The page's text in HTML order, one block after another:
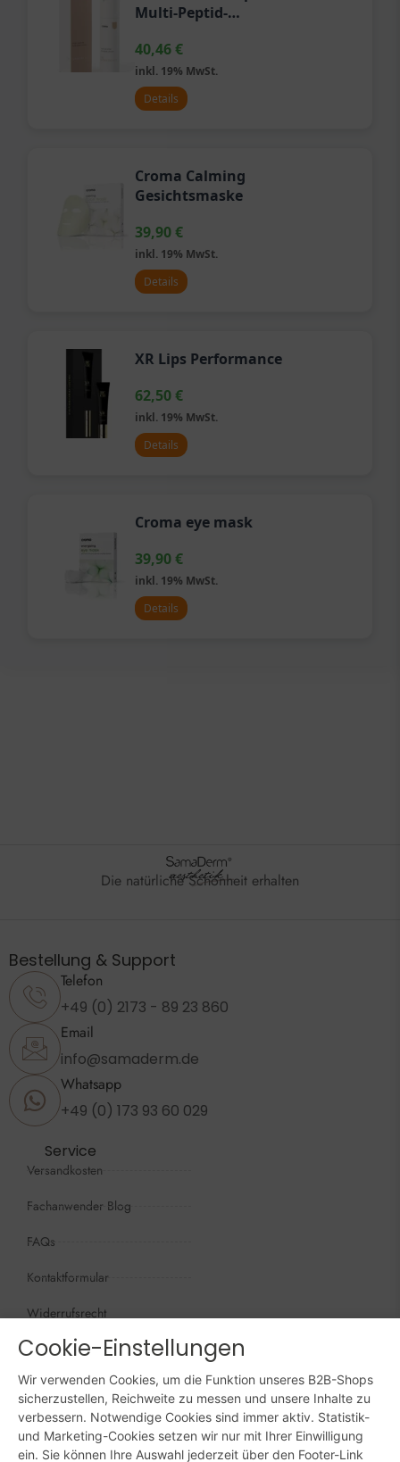
Multi-Peptid-
40,46€
inkl. 19% MwSt.
Details
Croma Calming
Gesichtsmaske
39,90€
inkl. 19% MwSt.
Details
XR Lips Performance
62,50€
inkl. 19% MwSt.
Details
Croma eye mask
39,90€
inkl. 19% MwSt.
Details
Die natürliche Schönheit erhalten
Bestellung & Support
Telefon
+49 (0) 2173 - 89 23 860
Email
info@samaderm.de
Whatsapp
+49 (0) 173 93 60 029
Service
Versandkosten
Fachanwender Blog
FAQs
Kontaktformular
Widerrufsrecht
Öffnungszeiten
Wir sind persönlich, für Sie da:
Mo - Do: 09:00 - 16:00 Uhr
Fr: 09:00 - 15:00 Uhr
Cookie-Einstellungen
Wir verwenden Cookies, um die Funktion unseres B2B-Shops
sicherzustellen, Reichweite zu messen und unsere Inhalte zu
verbessern. Notwendige Cookies sind immer aktiv. Statistik-
und Marketing-Cookies setzen wir nur mit Ihrer Einwilligung
ein. Sie können Ihre Auswahl jederzeit über den Footer-Link